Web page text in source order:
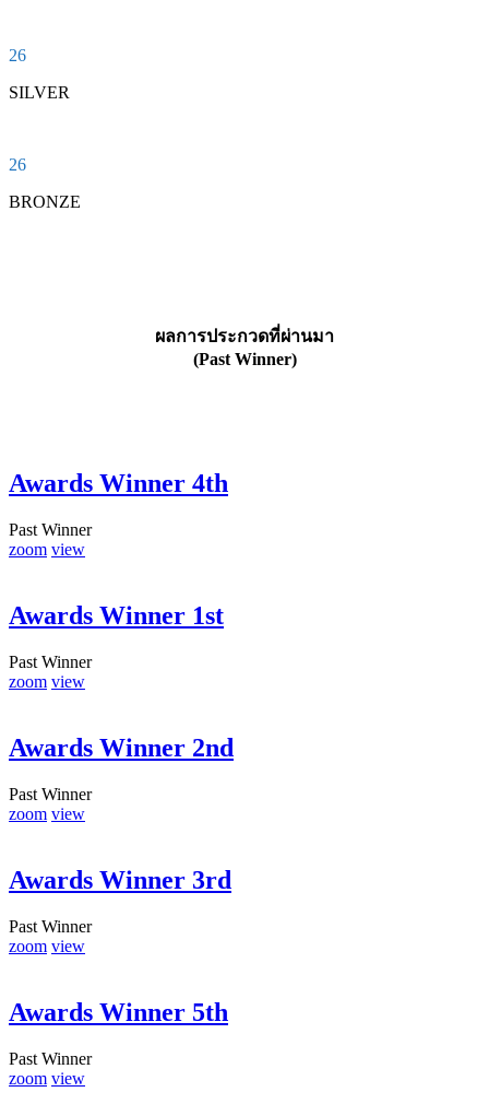
26
SILVER
26
BRONZE
ผลการประกวดที่ผ่านมา
(Past Winner)
Awards Winner 4th
Past Winner
zoom view
Awards Winner 1st
Past Winner
zoom view
Awards Winner 2nd
Past Winner
zoom view
Awards Winner 3rd
Past Winner
zoom view
Awards Winner 5th
Past Winner
zoom view